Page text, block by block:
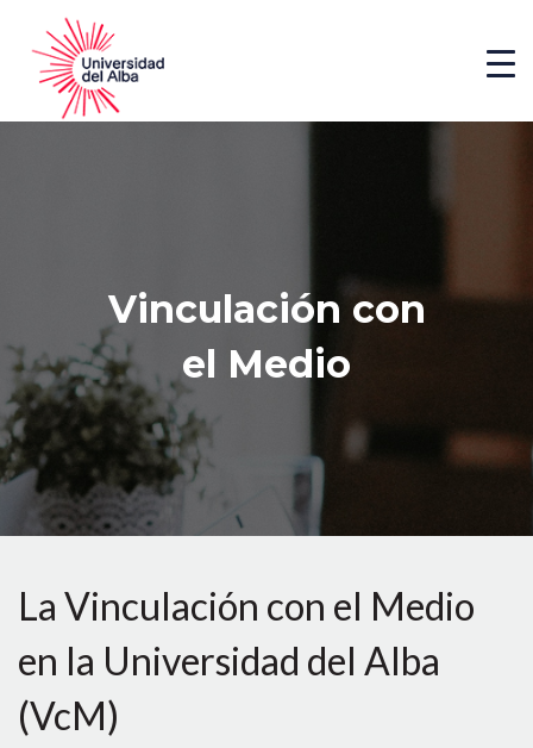
Vinculación con
el Medio
La Vinculación con el Medio
en la Universidad del Alba
(VcM)